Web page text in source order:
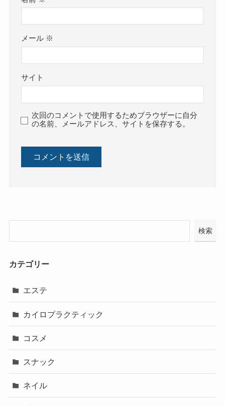
メール ※
サイト
次回のコメントで使用するためブラウザーに自分
の名前、メールアドレス、サイトを保存する。
検索
カテゴリー
エステ
カイロプラクティック
コスメ
スナック
ネイル